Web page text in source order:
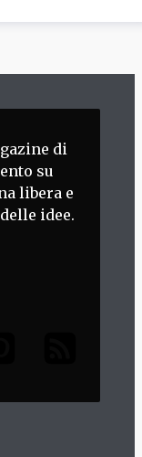
di
su
libera e
idee.